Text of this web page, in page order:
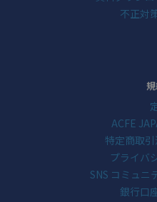
不正対
ACFE
特定商取
プライバ
SNS コミュニ
銀行口